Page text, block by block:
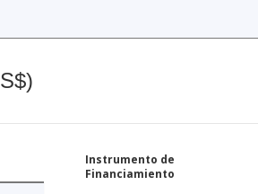
Instrumento de
Financiamiento